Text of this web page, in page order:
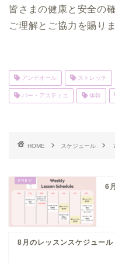
皆さまの健康と安全の
ご理解とご協力を賜り
アンデオール ストレッチ
バー・アスティエ 体幹
HOME スケジュール
6
8月のレッスンスケジュール